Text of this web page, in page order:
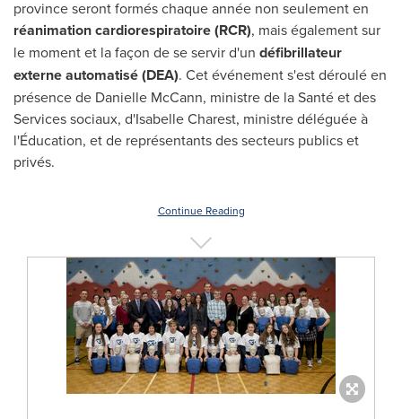
province seront formés chaque année non seulement en
réanimation cardiorespiratoire (RCR), mais également sur
le moment et la façon de se servir d'un défibrillateur
externe automatisé (DEA). Cet événement s'est déroulé en
présence de Danielle McCann, ministre de la Santé et des
Services sociaux, d'Isabelle Charest, ministre déléguée à
l'Éducation, et de représentants des secteurs publics et
privés.
Continue Reading